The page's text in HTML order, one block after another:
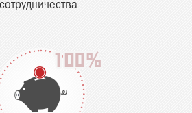
сотрудничества